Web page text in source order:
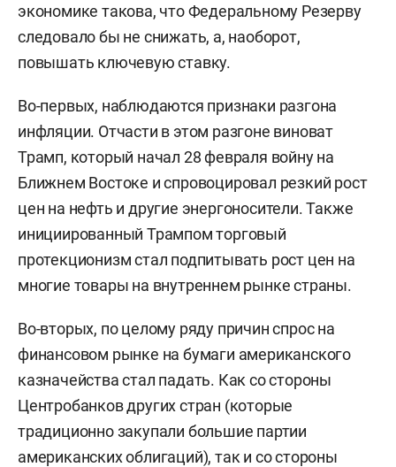
экономике такова, что Федеральному Резерву
следовало бы не снижать, а, наоборот,
повышать ключевую ставку.
Во-первых, наблюдаются признаки разгона
инфляции. Отчасти в этом разгоне виноват
Трамп, который начал 28 февраля войну на
Ближнем Востоке и спровоцировал резкий рост
цен на нефть и другие энергоносители. Также
инициированный Трампом торговый
протекционизм стал подпитывать рост цен на
многие товары на внутреннем рынке страны.
Во-вторых, по целому ряду причин спрос на
финансовом рынке на бумаги американского
казначейства стал падать. Как со стороны
Центробанков других стран (которые
традиционно закупали большие партии
американских облигаций), так и со стороны